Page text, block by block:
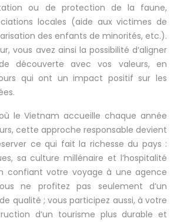
ou de protection de la faune,
locales (aide aux victimes de
des enfants de minorités, etc.).
vous avez ainsi la possibilité d’aligner
découverte avec vos valeurs, en
qui ont un impact positif sur les
le Vietnam accueille chaque année
cette approche responsable devient
ce qui fait la richesse du pays :
sa culture millénaire et l’hospitalité
confiant votre voyage à une agence
ne profitez pas seulement d’un
qualité ; vous participez aussi, à votre
d’un tourisme plus durable et